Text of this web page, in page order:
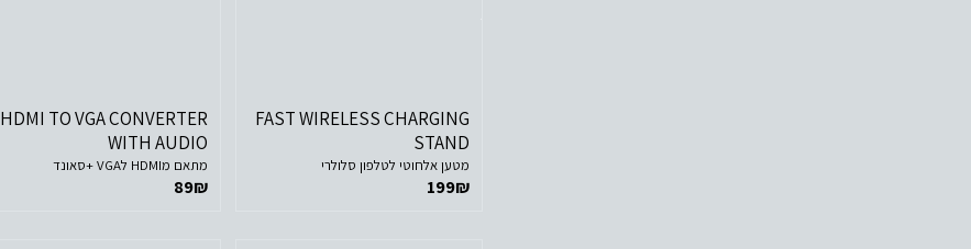
FAST WIRELESS CHARGING
STAND
מטען אלחוטי לטלפון סלולרי
199₪
HDMI TO VGA CONVERTER
WITH AUDIO
מתאם מHDMI לVGA +סאונד
89₪